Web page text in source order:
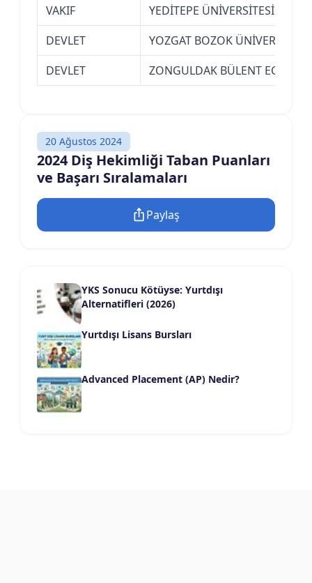
VAKIF
YEDİTEPE ÜNİVERSİTESİ
DEVLET
YOZGAT BOZOK ÜNİVERSİTESİ
DEVLET
ZONGULDAK BÜLENT ECEVİT
20 Ağustos 2024
2024 Diş Hekimliği Taban Puanları
ve Başarı Sıralamaları
Paylaş
YKS Sonucu Kötüyse: Yurtdışı
Alternatifleri (2026)
Yurtdışı Lisans Bursları
Advanced Placement (AP) Nedir?